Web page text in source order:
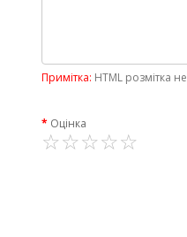
Примітка: HTML розмітка
Оцінка